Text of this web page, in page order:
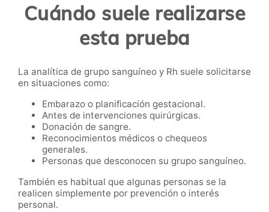
Cuándo suele realizarse
esta prueba
La analítica de grupo sanguíneo y Rh suele solicitarse
en situaciones como:
Embarazo o planificación gestacional.
Antes de intervenciones quirúrgicas.
Donación de sangre.
Reconocimientos médicos o chequeos
generales.
Personas que desconocen su grupo sanguíneo.
También es habitual que algunas personas se la
realicen simplemente por prevención o interés
personal.